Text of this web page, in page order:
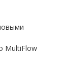
MultiFlow